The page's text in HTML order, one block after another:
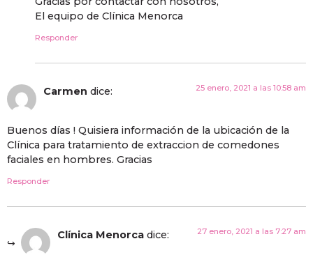
El equipo de Clínica Menorca
Responder
Carmen dice: 25 enero, 2021 a las 10:58 am
Buenos días ! Quisiera información de la ubicación de la
Clínica para tratamiento de extraccion de comedones
faciales en hombres. Gracias
Responder
Clínica Menorca dice: 27 enero, 2021 a las 7:27 am